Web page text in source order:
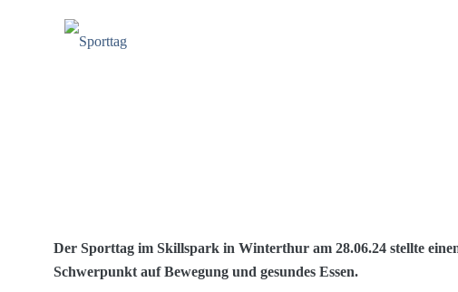
Der Sporttag im Skillspark in Winterthur am 28.06.24 stellte
Schwerpunkt auf Bewegung und gesundes Essen.